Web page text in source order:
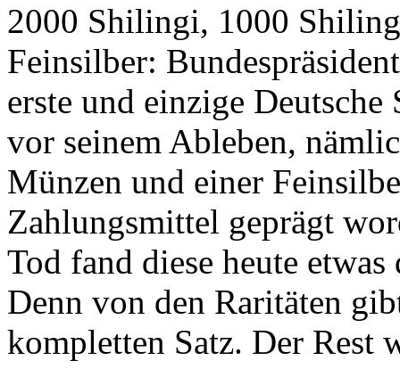
2000 Shilingi, 1000
Feinsilber:
erste und einzige Deutsche
vor seinem Ableben,
Münzen und einer
Zahlungsmittel geprägt
Tod fand diese heute
Denn von den Raritäten
kompletten Satz. Der Rest